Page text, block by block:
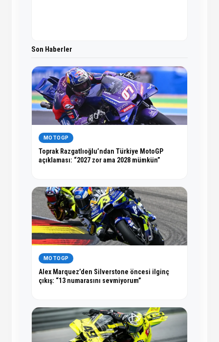
Son Haberler
MOTOGP
Toprak Razgatlıoğlu’ndan Türkiye MotoGP
açıklaması: “2027 zor ama 2028 mümkün”
MOTOGP
Alex Marquez’den Silverstone öncesi ilginç
çıkış: “13 numarasını sevmiyorum”